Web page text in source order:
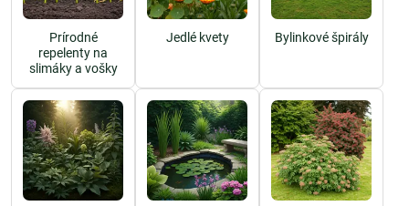
Prírodné
repelenty na
slimáky a vošky
Jedlé kvety Bylinkové špirály